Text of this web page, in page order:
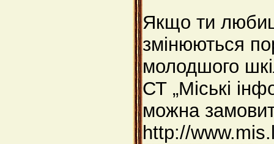
Якщо ти
змінюються
молодшого
СТ „Міські
можна
http://